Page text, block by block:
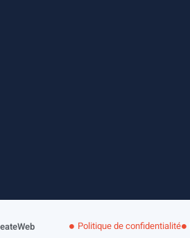
Politique de confidentialité